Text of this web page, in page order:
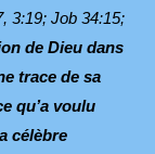
3:19; Job 34:15;
de Dieu dans
trace de sa
qu’a voulu
célèbre